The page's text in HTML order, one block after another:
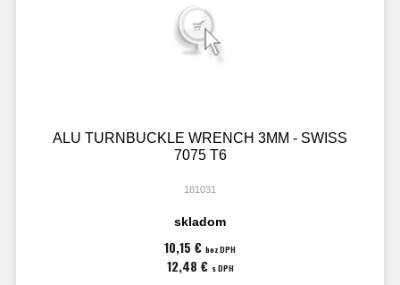
ALU TURNBUCKLE WRENCH 3MM - SWISS
7075 T6
181031
skladom
10,15 € bez DPH
12,48 € s DPH